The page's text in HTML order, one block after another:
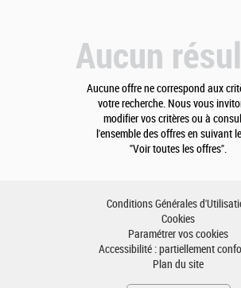
Aucun
Aucune offre ne correspond aux
votre recherche. Nous vous
modifier vos critères ou à
l'ensemble des offres en suivant
"Voir toutes les offres".
Conditions Générales
Cookies
Paramétrer vos cookies
Accessibilité : partiellement
Plan du site